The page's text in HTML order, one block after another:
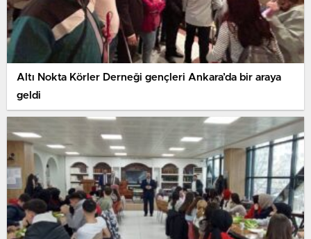
Altı Nokta Körler Derneği gençleri Ankara’da bir araya
geldi